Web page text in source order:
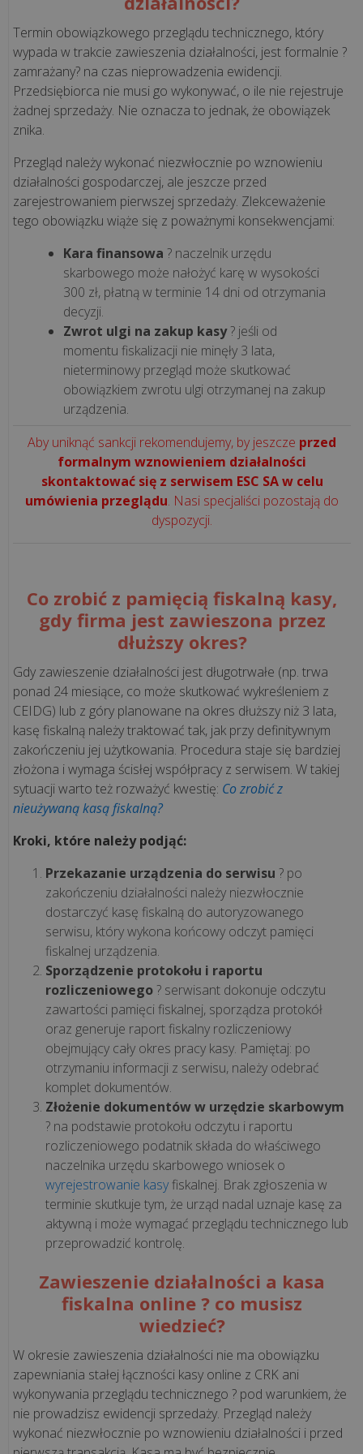
KSeF
a
kasa
fiskalna.
musisz
wiedzieć
o
integracji
bezpieczny?
faktura”
może
do...
firmie
odpowie
Wyjaśniamy
model
uprawn...
Rewolucja
1
stycznia
Koniec
paragonów
wszystkie
artykuły
OPROGRAMOWANIE
WDROŻENIA
Czym
działa
mechanizm
podzielonej
płatności
Jednolity
Plik
Kontrolny
na
żądanie:
Termin obowiązkowego przeglądu technicznego, który
wypada w trakcie zawieszenia działalności, jest formalnie ?
zamrażany? na czas nieprowadzenia ewidencji.
Przedsiębiorca nie musi go wykonywać, o ile nie rejestruje
żadnej sprzedaży. Nie oznacza to jednak, że obowiązek
znika.
Przegląd należy wykonać niezwłocznie po wznowieniu
działalności gospodarczej, ale jeszcze przed
zarejestrowaniem pierwszej sprzedaży. Zlekceważenie
tego obowiązku wiąże się z poważnymi konsekwencjami:
Kara finansowa ? naczelnik urzędu
skarbowego może nałożyć karę w wysokości
300 zł, płatną w terminie 14 dni od otrzymania
decyzji.
Zwrot ulgi na zakup kasy? jeśli od
momentu fiskalizacji nie minęły 3 lata,
nieterminowy przegląd może skutkować
obowiązkiem zwrotu ulgi otrzymanej na zakup
urządzenia.
Aby uniknąć sankcji rekomendujemy, by jeszcze przed
formalnym wznowieniem działalności
skontaktować się z serwisem ESC SA w celu
umówienia przeglądu. Nasi specjaliści pozostają do
dyspozycji.
Co zrobić z pamięcią fiskalną kasy,
gdy firma jest zawieszona przez
dłuższy okres?
Gdy zawieszenie działalności jest długotrwałe (np. trwa
ponad 24 miesiące, co może skutkować wykreśleniem z
CEIDG) lub z góry planowane na okres dłuższy niż 3 lata,
kasę fiskalną należy traktować tak, jak przy definitywnym
zakończeniu jej użytkowania. Procedura staje się bardziej
złożona i wymaga ścisłej współpracy z serwisem. W takiej
sytuacji warto też rozważyć kwestię: Co zrobić z
nieużywaną kasą fiskalną?
Kroki, które należy podjąć:
Przekazanie urządzenia do serwisu ? po
zakończeniu działalności należy niezwłocznie
dostarczyć kasę fiskalną do autoryzowanego
serwisu, który wykona końcowy odczyt pamięci
fiskalnej urządzenia.
Sporządzenie protokołu i raportu
rozliczeniowego ? serwisant dokonuje odczytu
zawartości pamięci fiskalnej, sporządza protokół
oraz generuje raport fiskalny rozliczeniowy
obejmujący cały okres pracy kasy. Pamiętaj: po
otrzymaniu informacji z serwisu, należy odebrać
komplet dokumentów.
Złożenie dokumentów w urzędzie skarbowym
? na podstawie protokołu odczytu i raportu
rozliczeniowego podatnik składa do właściwego
naczelnika urzędu skarbowego wniosek o
wyrejestrowanie kasyfiskalnej. Brak zgłoszenia w
terminie skutkuje tym, że urząd nadal uznaje kasę za
aktywną i może wymagać przeglądu technicznego lub
przeprowadzić kontrolę.
Zawieszenie działalności a kasa
fiskalna online ? co musisz
wiedzieć?
W okresie zawieszenia działalności nie ma obowiązku
zapewniania stałej łączności kasy online z CRK ani
wykonywania przeglądu technicznego ? pod warunkiem, że
nie prowadzisz ewidencji sprzedaży. Przegląd należy
wykonać niezwłocznie po wznowieniu działalności i przed